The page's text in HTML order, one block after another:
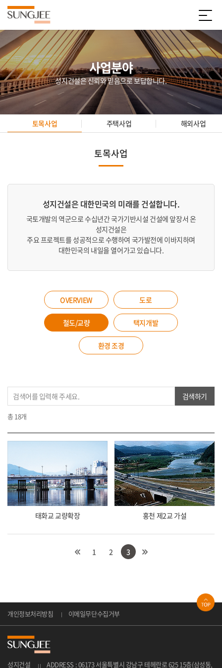
사업분야
성지건설은 신뢰와 믿음으로 보답합니다.
토목사업 주택사업 해외사업
토목사업
성지건설은 대한민국의 미래를 건설합니다.
국토개발의 역군으로 수십년간 국가기반시설 건설에 앞장서 온
성지건설은
주요 프로젝트를 성공적으로 수행하여 국가발전에 이바지하며
대한민국의 내일을 열어가고 있습니다.
OVERVIEW 도로
철도/교량 택지개발
환경 조경
총 18개
태화교 교량확장 홍천 제2교 가설
1 2 3
개인정보처리방침 이메일무단수집거부
성지건설 ADDRESS : 06173 서울특별시 강남구 테헤란로 625 15층(삼성동,